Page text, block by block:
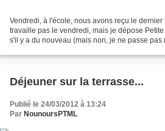
Vendredi, à l'école, nous avons reçu le
travaille pas le vendredi, mais je dépose
s'il y a du nouveau (mais non, je ne passe
Déjeuner sur la terrasse...
Publié le 24/03/2012 à 13:24
Par NounoursPTML